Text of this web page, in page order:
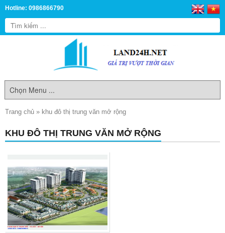
Hotline: 0986866790
Trang chủ » khu đô thị trung văn mở rộng
KHU ĐÔ THỊ TRUNG VĂN MỞ RỘNG